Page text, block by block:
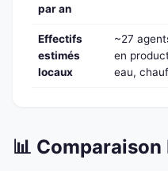
par an
Effectifs
estimés
locaux
~27
en
eau,
📊